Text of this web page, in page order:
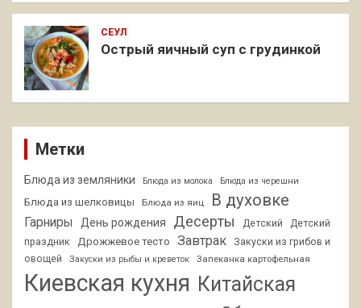
СЕУЛ
Острый яичный суп с грудинкой
Метки
Блюда из земляники Блюда из молока Блюда из черешни
Блюда из шелковицы Блюда из яиц В духовке
Гарниры День рождения Десерты Детский
Детский
праздник
Дрожжевое тесто Завтрак
Закуски из грибов и
овощей
Закуски из рыбы и креветок Запеканка картофельная
Киевская кухня Китайская